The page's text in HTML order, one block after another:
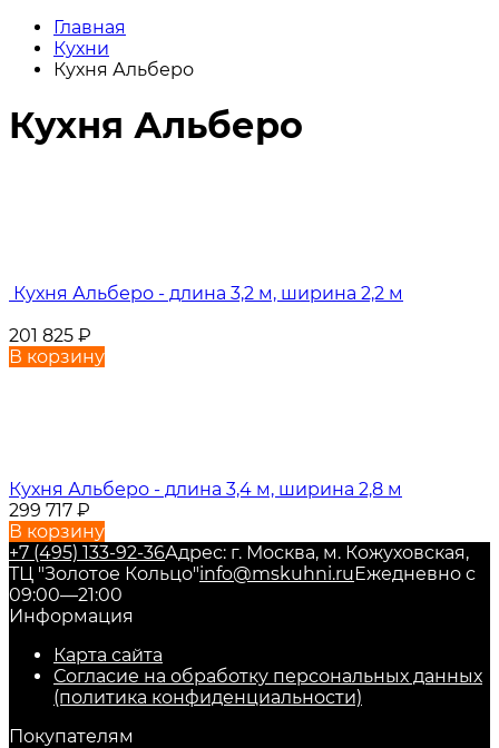
Главная
Кухни
Кухня Альберо
Кухня Альберо
Кухня Альберо - длина 3,2 м, ширина 2,2 м
201 825 ₽
В корзину
Кухня Альберо - длина 3,4 м, ширина 2,8 м
299 717 ₽
В корзину
+7 (495) 133-92-36Адрес: г. Москва, м. Кожуховская,
ТЦ "Золотое Кольцо"info@mskuhni.ruЕжедневно с
09:00—21:00
Информация
Карта сайта
Согласие на обработку персональных данных
(политика конфиденциальности)
Покупателям